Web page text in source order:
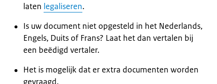
laten legaliseren.
Is uw document niet opgesteld in het Nederlands,
Engels, Duits of Frans? Laat het dan vertalen bij
een beëdigd vertaler.
Het is mogelijk dat er extra documenten worden
gevraagd.